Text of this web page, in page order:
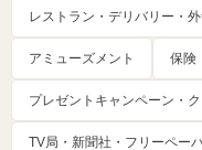
レストラン・デリバリー・
アミューズメント 保険
プレゼントキャンペーン・
TV局・新聞社・フリーペー